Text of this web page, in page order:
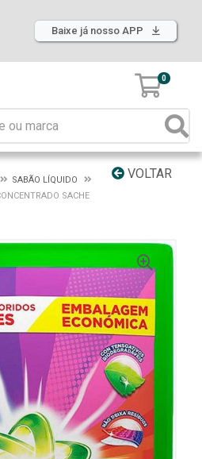
Baixe já nosso APP
0
VOLTAR
SABÃO LÍQUIDO
SACHE